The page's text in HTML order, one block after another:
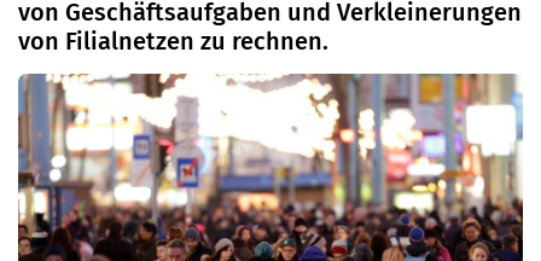
von Geschäftsaufgaben und Verkleinerungen
von Filialnetzen zu rechnen.